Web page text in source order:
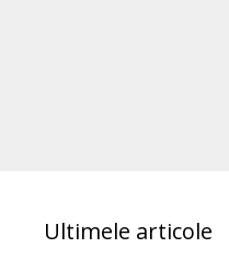
Ultimele articole